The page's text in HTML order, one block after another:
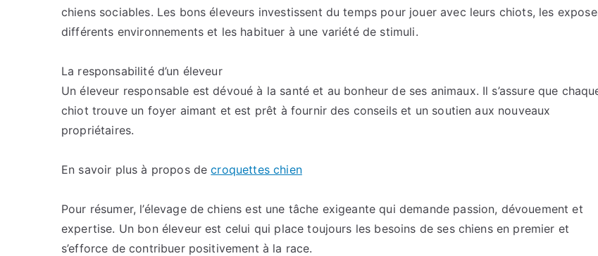
chiens sociables. Les bons éleveurs investissent du temps pour jouer avec leurs chiots, les
différents environnements et les habituer à une variété de stimuli.
La responsabilité d’un éleveur
Un éleveur responsable est dévoué à la santé et au bonheur de ses animaux. Il s’assure que
chiot trouve un foyer aimant et est prêt à fournir des conseils et un soutien aux nouveaux
propriétaires.
En savoir plus à propos decroquettes chien
Pour résumer, l’élevage de chiens est une tâche exigeante qui demande passion, dévouement et
expertise. Un bon éleveur est celui qui place toujours les besoins de ses chiens en premier et
s’efforce de contribuer positivement à la race.